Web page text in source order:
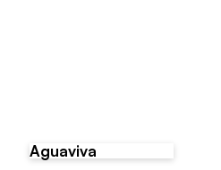
Aguaviva